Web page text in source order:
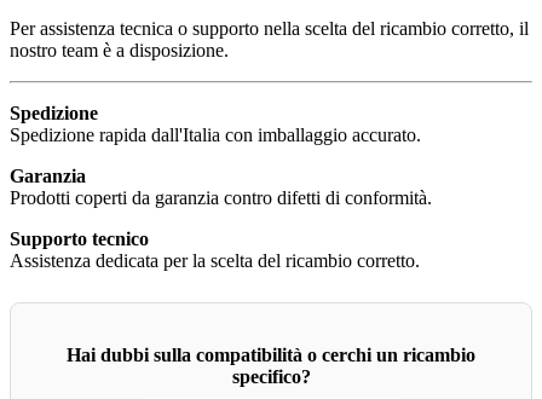
Per assistenza tecnica o supporto nella scelta del ricambio corretto, il
nostro team è a disposizione.
Spedizione
Spedizione rapida dall'Italia con imballaggio accurato.
Garanzia
Prodotti coperti da garanzia contro difetti di conformità.
Supporto tecnico
Assistenza dedicata per la scelta del ricambio corretto.
Hai dubbi sulla compatibilità o cerchi un ricambio
specifico?